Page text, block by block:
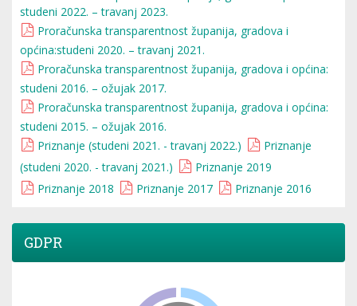
studeni 2022. – travanj 2023.
Proračunska transparentnost županija, gradova i
općina:studeni 2020. – travanj 2021.
Proračunska transparentnost županija, gradova i općina:
studeni 2016. – ožujak 2017.
Proračunska transparentnost županija, gradova i općina:
studeni 2015. – ožujak 2016.
Priznanje (studeni 2021. - travanj 2022.)
Priznanje
(studeni 2020. - travanj 2021.)
Priznanje 2019
Priznanje 2018
Priznanje 2017 Priznanje 2016
GDPR